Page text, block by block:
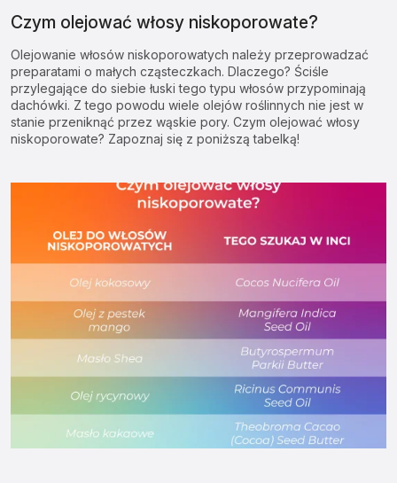
Czym olejować włosy niskoporowate?
Olejowanie włosów niskoporowatych należy przeprowadzać
preparatami o małych cząsteczkach. Dlaczego? Ściśle
przylegające do siebie łuski tego typu włosów przypominają
dachówki. Z tego powodu wiele olejów roślinnych nie jest w
stanie przeniknąć przez wąskie pory. Czym olejować włosy
niskoporowate? Zapoznaj się z poniższą tabelką!